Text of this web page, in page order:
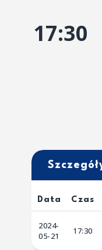
17:30
Data Czas
2024-
05-21
17:30